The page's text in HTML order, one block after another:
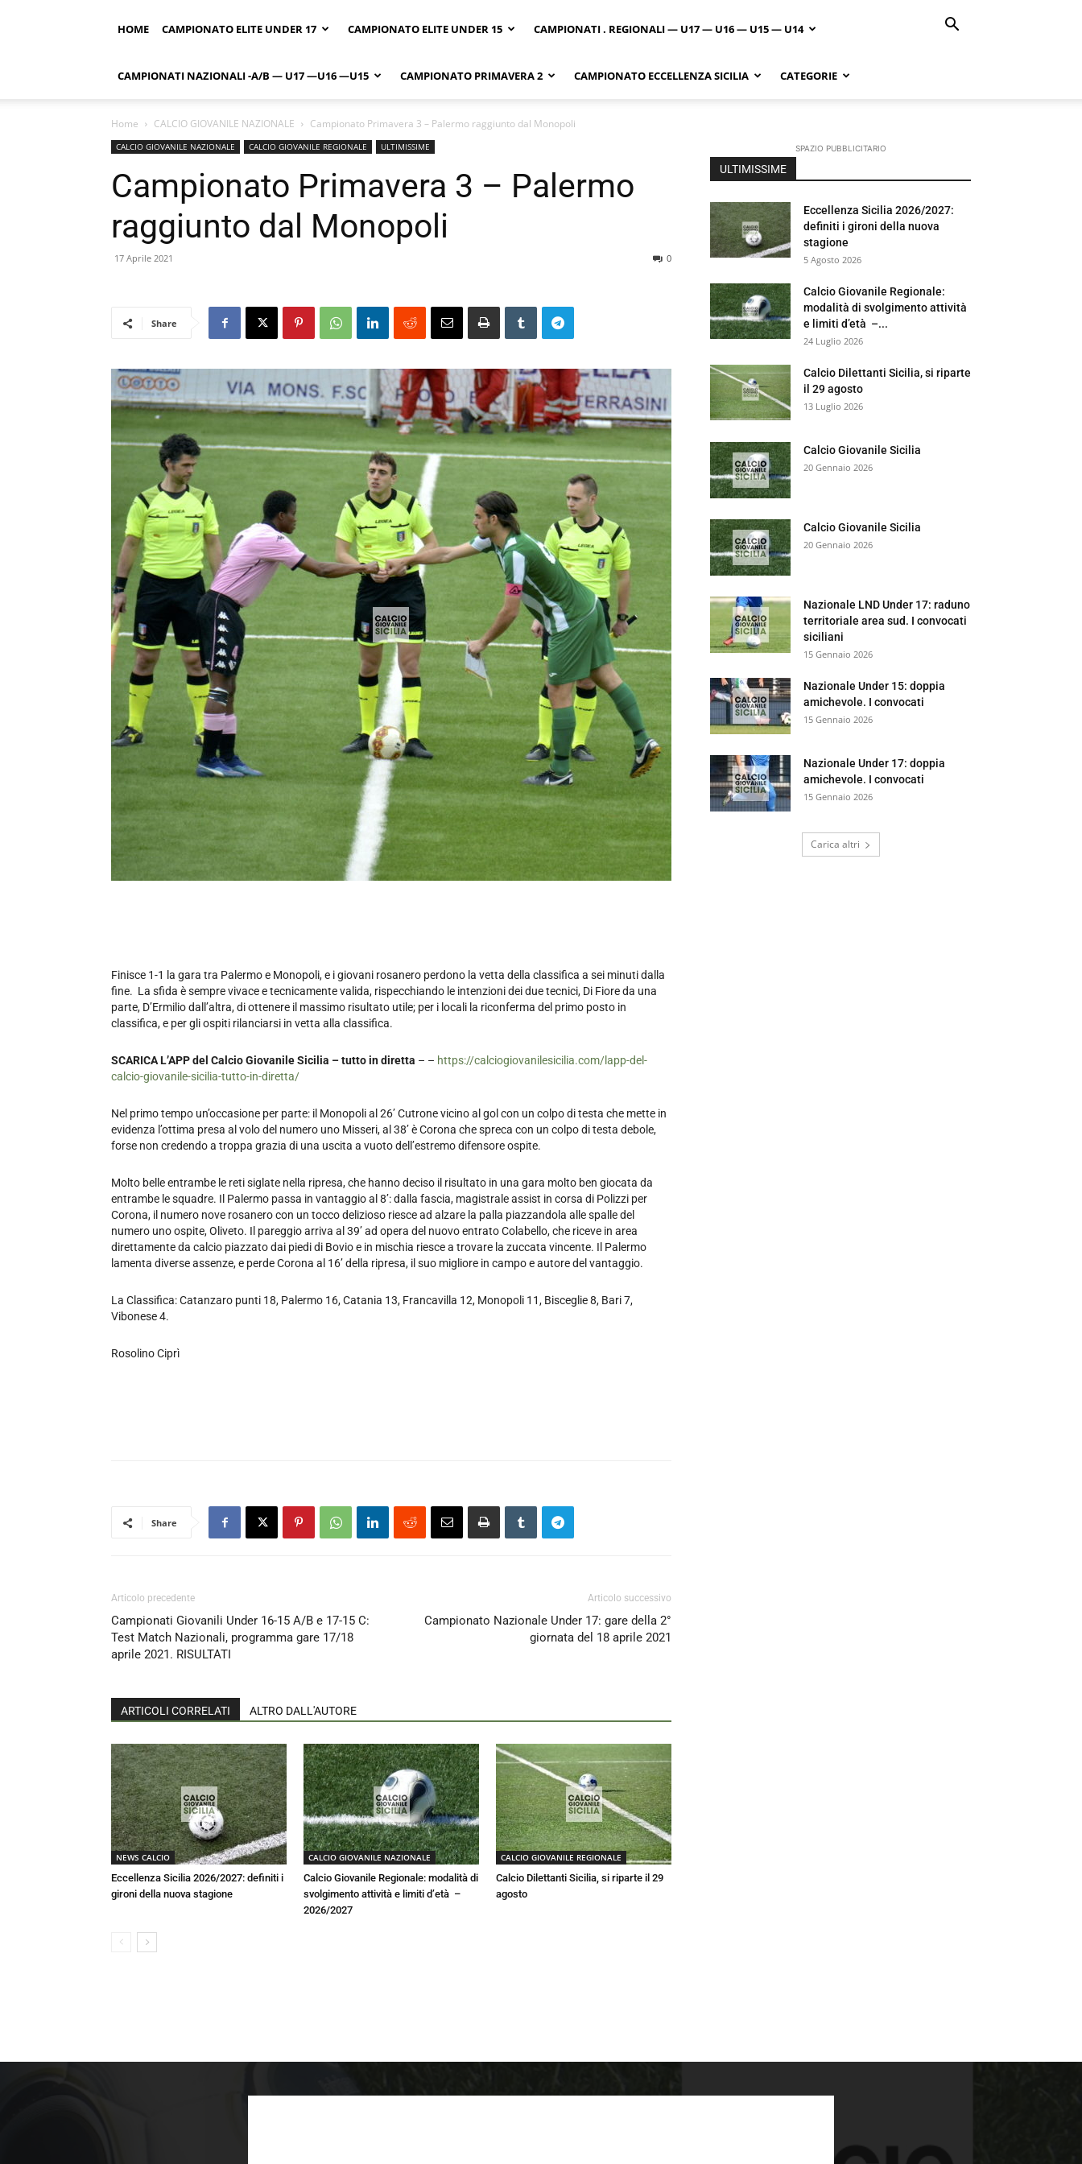
HOME CAMPIONATO ELITE UNDER 17 CAMPIONATO ELITE UNDER 15 CAMPIONATI . REGIONALI — U17 — U16 — U15 — U14
CAMPIONATI NAZIONALI -A/B — U17 —U16 —U15 CAMPIONATO PRIMAVERA 2 CAMPIONATO ECCELLENZA SICILIA CATEGORIE
Home CALCIO GIOVANILE NAZIONALE Campionato Primavera 3 – Palermo raggiunto dal Monopoli
CALCIO GIOVANILE NAZIONALE CALCIO GIOVANILE REGIONALE ULTIMISSIME
Campionato Primavera 3 – Palermo
raggiunto dal Monopoli
17 Aprile 2021 0
Share
Finisce 1-1 la gara tra Palermo e Monopoli, e i giovani rosanero perdono la vetta della classifica a sei minuti dalla
fine. La sfida è sempre vivace e tecnicamente valida, rispecchiando le intenzioni dei due tecnici, Di Fiore da una
parte, D’Ermilio dall’altra, di ottenere il massimo risultato utile; per i locali la riconferma del primo posto in
classifica, e per gli ospiti rilanciarsi in vetta alla classifica.
SCARICA L’APP del Calcio Giovanile Sicilia – tutto in diretta – – https://calciogiovanilesicilia.com/lapp-del-
calcio-giovanile-sicilia-tutto-in-diretta/
Nel primo tempo un’occasione per parte: il Monopoli al 26’ Cutrone vicino al gol con un colpo di testa che mette in
evidenza l’ottima presa al volo del numero uno Misseri, al 38’ è Corona che spreca con un colpo di testa debole,
forse non credendo a troppa grazia di una uscita a vuoto dell’estremo difensore ospite.
Molto belle entrambe le reti siglate nella ripresa, che hanno deciso il risultato in una gara molto ben giocata da
entrambe le squadre. Il Palermo passa in vantaggio al 8’: dalla fascia, magistrale assist in corsa di Polizzi per
Corona, il numero nove rosanero con un tocco delizioso riesce ad alzare la palla piazzandola alle spalle del
numero uno ospite, Oliveto. Il pareggio arriva al 39’ ad opera del nuovo entrato Colabello, che riceve in area
direttamente da calcio piazzato dai piedi di Bovio e in mischia riesce a trovare la zuccata vincente. Il Palermo
lamenta diverse assenze, e perde Corona al 16’ della ripresa, il suo migliore in campo e autore del vantaggio.
La Classifica: Catanzaro punti 18, Palermo 16, Catania 13, Francavilla 12, Monopoli 11, Bisceglie 8, Bari 7,
Vibonese 4.
Rosolino Ciprì
Share
Articolo precedente
Campionati Giovanili Under 16-15 A/B e 17-15 C:
Test Match Nazionali, programma gare 17/18
aprile 2021. RISULTATI
Articolo successivo
Campionato Nazionale Under 17: gare della 2°
giornata del 18 aprile 2021
ARTICOLI CORRELATI ALTRO DALL'AUTORE
NEWS CALCIO
Eccellenza Sicilia 2026/2027: definiti i
gironi della nuova stagione
CALCIO GIOVANILE NAZIONALE
Calcio Giovanile Regionale: modalità di
svolgimento attività e limiti d’età –
2026/2027
CALCIO GIOVANILE REGIONALE
Calcio Dilettanti Sicilia, si riparte il 29
agosto
SPAZIO PUBBLICITARIO
ULTIMISSIME
Eccellenza Sicilia 2026/2027:
definiti i gironi della nuova
stagione
5 Agosto 2026
Calcio Giovanile Regionale:
modalità di svolgimento attività
e limiti d’età –...
24 Luglio 2026
Calcio Dilettanti Sicilia, si riparte
il 29 agosto
13 Luglio 2026
Calcio Giovanile Sicilia
20 Gennaio 2026
Calcio Giovanile Sicilia
20 Gennaio 2026
Nazionale LND Under 17: raduno
territoriale area sud. I convocati
siciliani
15 Gennaio 2026
Nazionale Under 15: doppia
amichevole. I convocati
15 Gennaio 2026
Nazionale Under 17: doppia
amichevole. I convocati
15 Gennaio 2026
Carica altri